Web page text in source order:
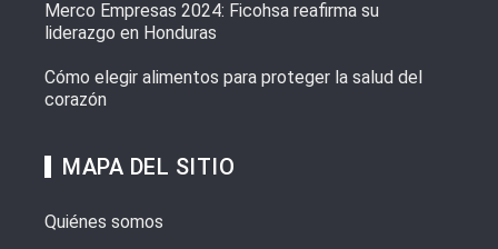
Merco Empresas 2024: Ficohsa reafirma su
liderazgo en Honduras
Cómo elegir alimentos para proteger la salud del
corazón
MAPA DEL SITIO
Quiénes somos